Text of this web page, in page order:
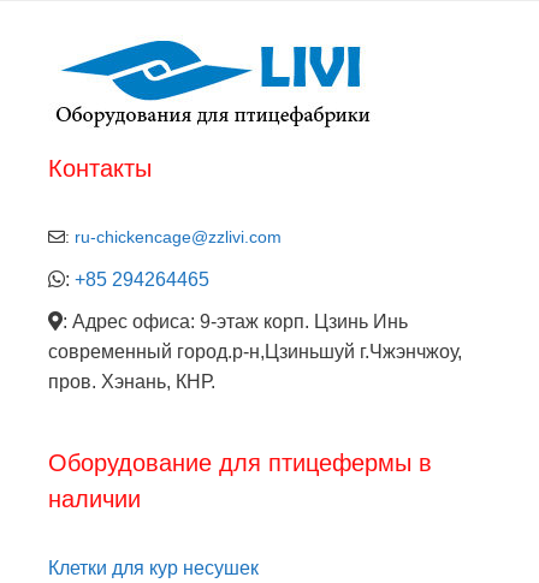
Контакты
: ru-chickencage@zzlivi.com
: +85 294264465
: Адрес офиса: 9-этаж корп. Цзинь Инь
современный город.р-н,Цзиньшуй г.Чжэнчжоу,
пров. Хэнань, КНР.
Оборудование для птицефермы в
наличии
Клетки для кур несушек